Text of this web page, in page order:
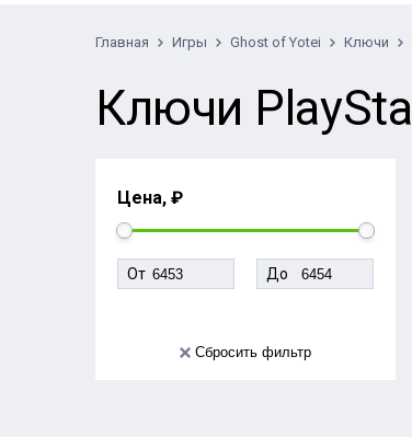
Главная Игры Ghost of Yotei Ключи
Ключи
Цена, ₽
От До
Сбросить фильтр